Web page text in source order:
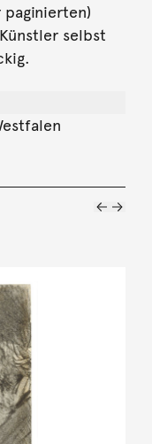
paginierten)
selbst